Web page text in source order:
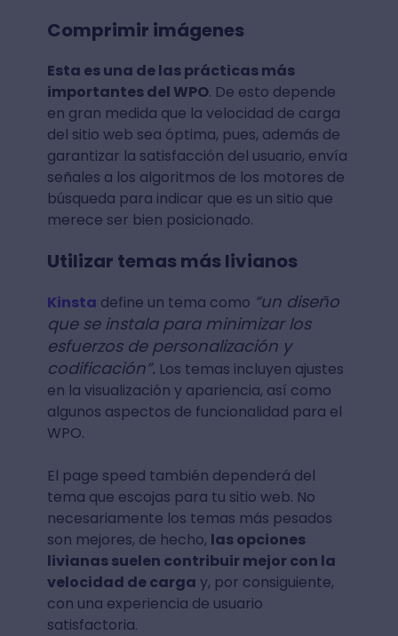
Comprimir imágenes
Esta es una de las prácticas más
importantes del WPO. De esto depende
en gran medida que la velocidad de carga
del sitio web sea óptima, pues, además de
garantizar la satisfacción del usuario, envía
señales a los algoritmos de los motores de
búsqueda para indicar que es un sitio que
merece ser bien posicionado.
Utilizar temas más livianos
Kinsta define un tema como “un diseño
que se instala para minimizar los
esfuerzos de personalización y
codificación”. Los temas incluyen ajustes
en la visualización y apariencia, así como
algunos aspectos de funcionalidad para el
WPO.
El page speed también dependerá del
tema que escojas para tu sitio web. No
necesariamente los temas más pesados
son mejores, de hecho, las opciones
livianas suelen contribuir mejor con la
velocidad de carga y, por consiguiente,
con una experiencia de usuario
satisfactoria.